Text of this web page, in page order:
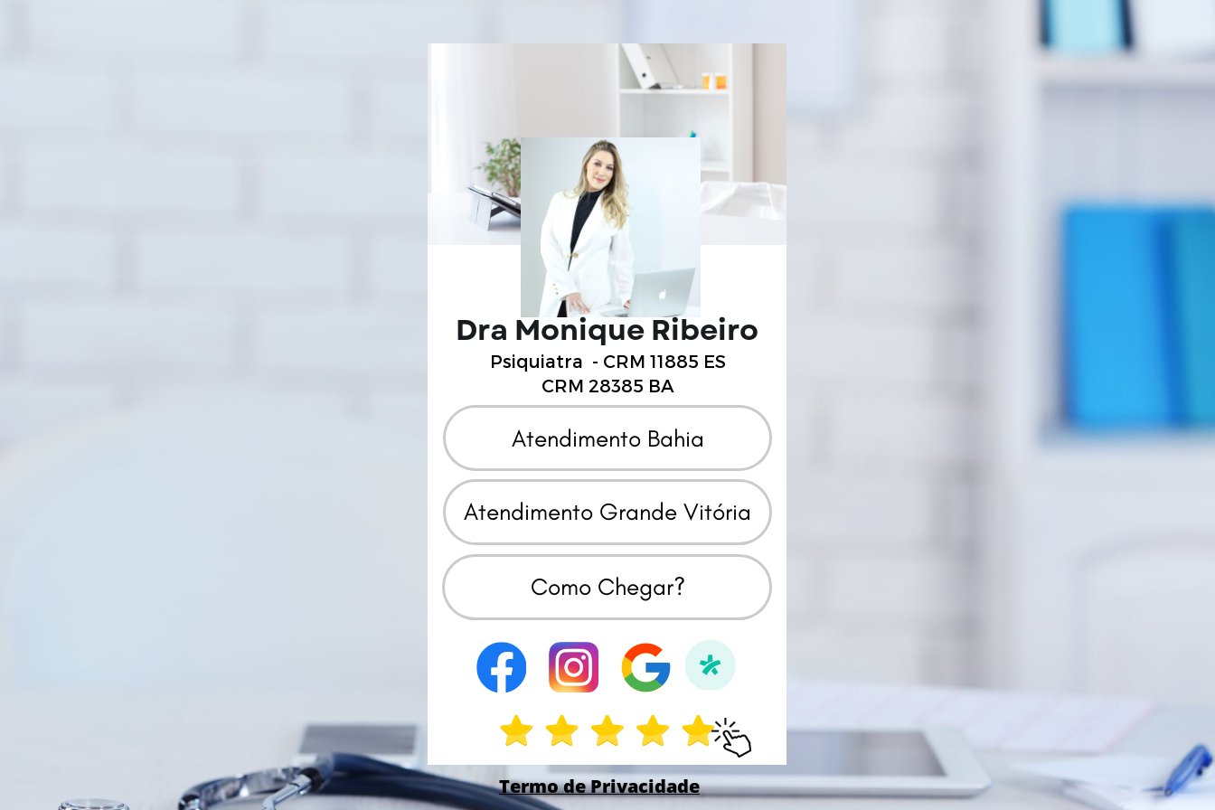
Dra Monique Ribeiro
Psiquiatra - CRM 11885 ES
CRM 28385 BA
Atendimento Bahia
Atendimento Grande Vitória
Como Chegar?
Termo de Privacidade